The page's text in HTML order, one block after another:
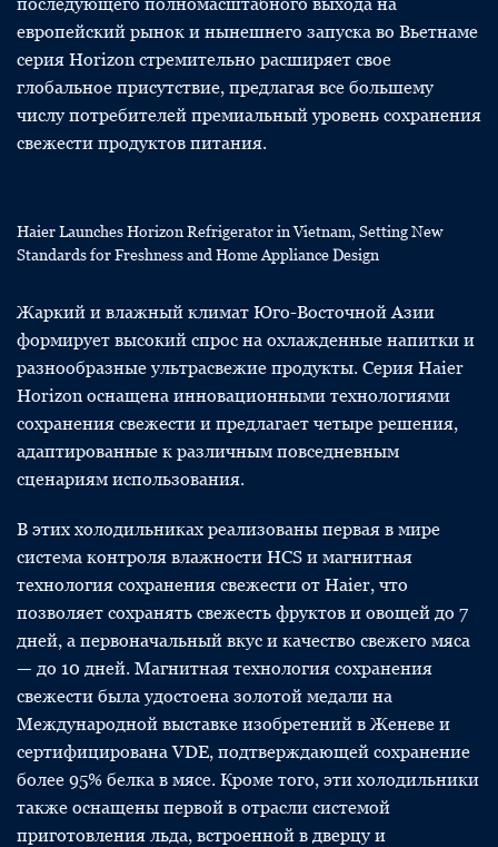
европейский рынок и нынешнего запуска во Вьетнаме
серия Horizon стремительно расширяет свое
глобальное присутствие, предлагая все большему
числу потребителей премиальный уровень сохранения
свежести продуктов питания.
Haier Launches Horizon Refrigerator in Vietnam, Setting New
Standards for Freshness and Home Appliance Design
Жаркий и влажный климат Юго-Восточной Азии
формирует высокий спрос на охлажденные напитки и
разнообразные ультрасвежие продукты. Серия Haier
Horizon оснащена инновационными технологиями
сохранения свежести и предлагает четыре решения,
адаптированные к различным повседневным
сценариям использования.
В этих холодильниках реализованы первая в мире
система контроля влажности HCS и магнитная
технология сохранения свежести от Haier, что
позволяет сохранять свежесть фруктов и овощей до 7
дней, а первоначальный вкус и качество свежего мяса
— до 10 дней. Магнитная технология сохранения
свежести была удостоена золотой медали на
Международной выставке изобретений в Женеве и
сертифицирована VDE, подтверждающей сохранение
более 95% белка в мясе. Кроме того, эти холодильники
также оснащены первой в отрасли системой
приготовления льда, встроенной в дверцу и